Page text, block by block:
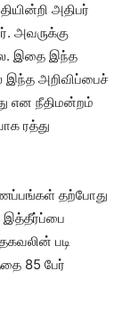
அதிபர்
அவருக்கு
இதை இந்த
இந்த அறிவிப்பைச்
என நீதிமன்றம்
ரத்து
தற்போது
இத்தீர்ப்பை
படி
85 பேர்